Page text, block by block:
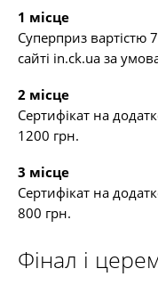
1 місце
Суперприз
сайті in.ck.ua за
2 місце
Сертифікат на
1200 грн.
3 місце
Сертифікат на
800 грн.
Фінал і